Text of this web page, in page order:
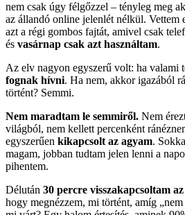
nem csak úgy félgőzzel – tényleg meg
az állandó online jelenlét nélkül. Vettem
azt a régi gombos fajtát, amivel csak
és vasárnap csak azt használtam.
Az elv nagyon egyszerű volt: ha valami
fognak hívni. Ha nem, akkor igazából
történt? Semmi.
Nem maradtam le semmiről. Nem
világból, nem kellett percenként
egyszerűen kikapcsolt az agyam.
magam, jobban tudtam jelen lenni a
pihentem.
Délután 30 percre visszakapcsoltam
hogy megnézzem, mi történt, amíg